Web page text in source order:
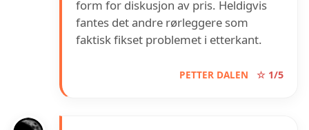
form for diskusjon av pris. Heldigvis
fantes det andre rørleggere som
faktisk fikset problemet i etterkant.
PETTER DALEN ☆ 1/5